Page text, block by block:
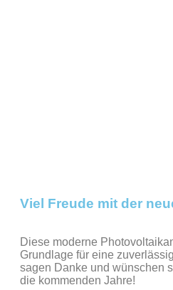
Viel Freude mit der
Diese moderne
Grundlage für eine
sagen Danke und wünschen
die kommenden Jahre!